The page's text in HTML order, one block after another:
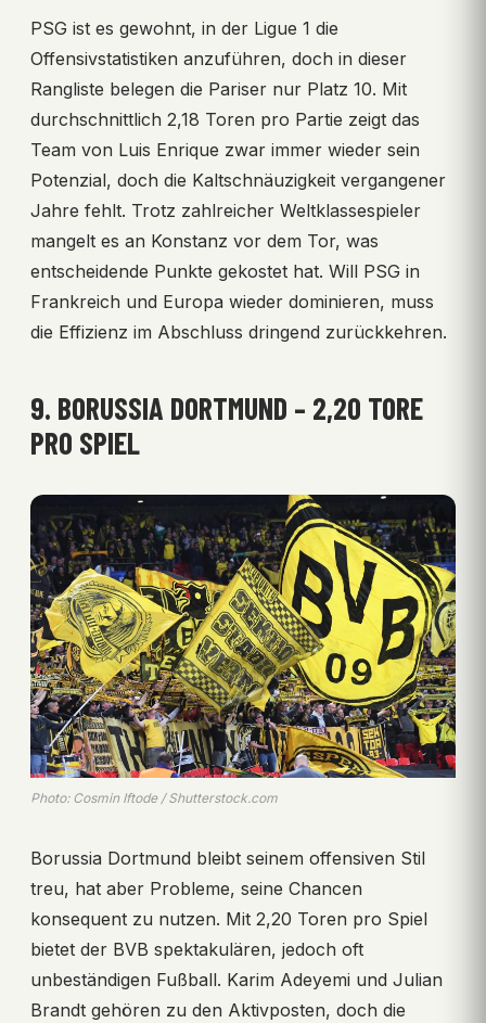
PSG ist es gewohnt, in der Ligue 1 die
Offensivstatistiken anzuführen, doch in dieser
Rangliste belegen die Pariser nur Platz 10. Mit
durchschnittlich 2,18 Toren pro Partie zeigt das
Team von Luis Enrique zwar immer wieder sein
Potenzial, doch die Kaltschnäuzigkeit vergangener
Jahre fehlt. Trotz zahlreicher Weltklassespieler
mangelt es an Konstanz vor dem Tor, was
entscheidende Punkte gekostet hat. Will PSG in
Frankreich und Europa wieder dominieren, muss
die Effizienz im Abschluss dringend zurückkehren.
9. BORUSSIA DORTMUND – 2,20 TORE
PRO SPIEL
Photo: Cosmin Iftode / Shutterstock.com
Borussia Dortmund bleibt seinem offensiven Stil
treu, hat aber Probleme, seine Chancen
konsequent zu nutzen. Mit 2,20 Toren pro Spiel
bietet der BVB spektakulären, jedoch oft
unbeständigen Fußball. Karim Adeyemi und Julian
Brandt gehören zu den Aktivposten, doch die